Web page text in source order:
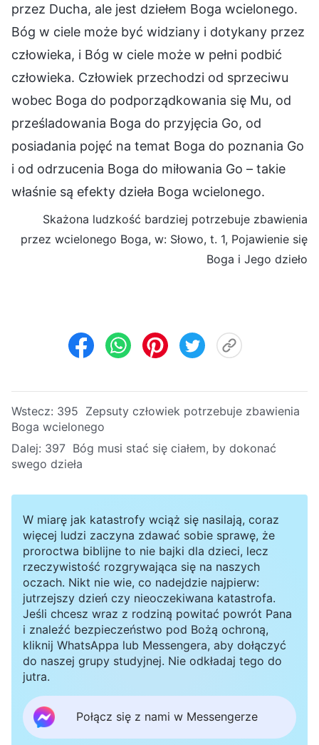
przez Ducha, ale jest dziełem Boga wcielonego.
Bóg w ciele może być widziany i dotykany przez
człowieka, i Bóg w ciele może w pełni podbić
człowieka. Człowiek przechodzi od sprzeciwu
wobec Boga do podporządkowania się Mu, od
prześladowania Boga do przyjęcia Go, od
posiadania pojęć na temat Boga do poznania Go
i od odrzucenia Boga do miłowania Go – takie
właśnie są efekty dzieła Boga wcielonego.
Skażona ludzkość bardziej potrzebuje zbawienia
przez wcielonego Boga, w: Słowo, t. 1, Pojawienie się
Boga i Jego dzieło
Wstecz: 395 Zepsuty człowiek potrzebuje zbawienia
Boga wcielonego
Dalej: 397 Bóg musi stać się ciałem, by dokonać
swego dzieła
W miarę jak katastrofy wciąż się nasilają, coraz
więcej ludzi zaczyna zdawać sobie sprawę, że
proroctwa biblijne to nie bajki dla dzieci, lecz
rzeczywistość rozgrywająca się na naszych
oczach. Nikt nie wie, co nadejdzie najpierw:
jutrzejszy dzień czy nieoczekiwana katastrofa.
Jeśli chcesz wraz z rodziną powitać powrót Pana
i znaleźć bezpieczeństwo pod Bożą ochroną,
kliknij WhatsAppa lub Messengera, aby dołączyć
do naszej grupy studyjnej. Nie odkładaj tego do
jutra.
Połącz się z nami w Messengerze